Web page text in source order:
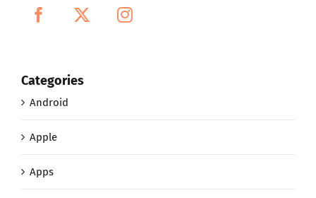
Categories
Android
Apple
Apps